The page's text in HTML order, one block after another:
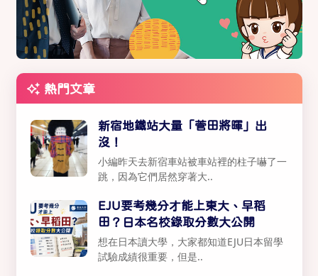
熱門文章
新宿地鐵站大量「菅田將暉」出
沒！
小編昨天去新宿車站被車站裡的柱子嚇了一
跳，因為它們居然穿著大..
EJU要考幾分才能上東大、早稻
田？日本名校錄取分數大公開
想在日本讀大學，大家都知道EJU日本留學
試驗成績很重要，但是..